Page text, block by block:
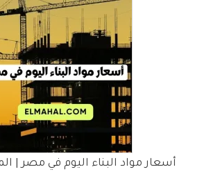
أسعار مواد البناء اليوم في مصر |